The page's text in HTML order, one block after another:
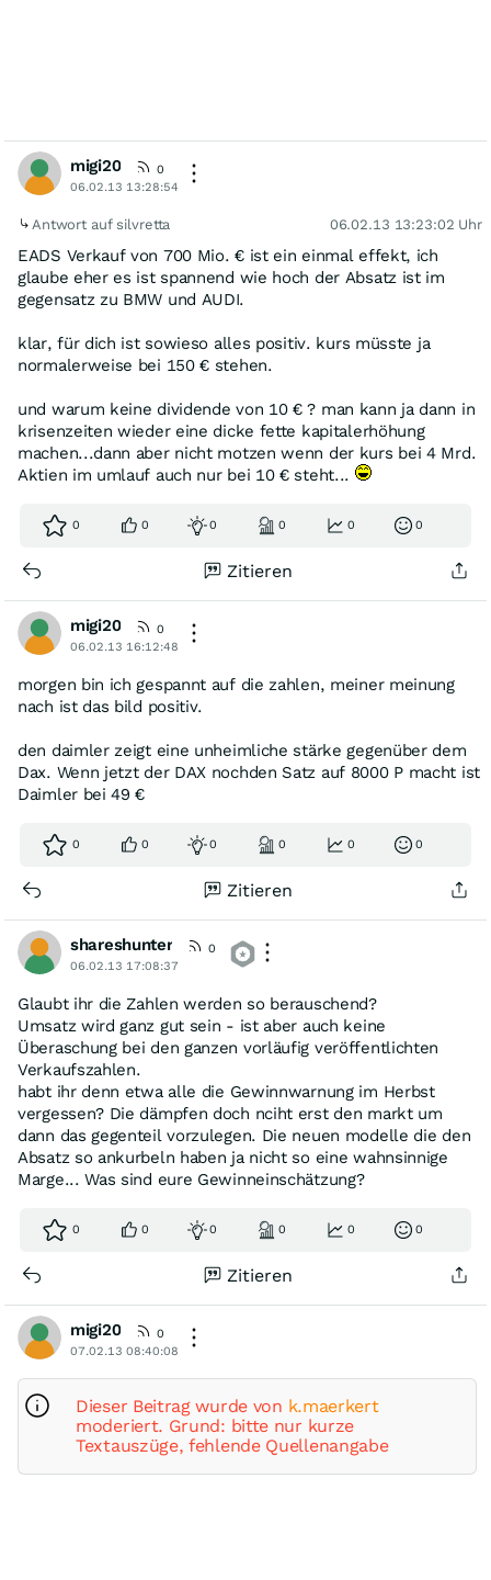
migi20
0
06.02.13 13:28:54
Antwort auf silvretta 06.02.13 13:23:02 Uhr
EADS Verkauf von 700 Mio. € ist ein einmal effekt, ich
glaube eher es ist spannend wie hoch der Absatz ist im
gegensatz zu BMW und AUDI.
klar, für dich ist sowieso alles positiv. kurs müsste ja
normalerweise bei 150 € stehen.
und warum keine dividende von 10 € ? man kann ja dann in
krisenzeiten wieder eine dicke fette kapitalerhöhung
machen...dann aber nicht motzen wenn der kurs bei 4 Mrd.
Aktien im umlauf auch nur bei 10 € steht...
0 0 0 0 0 0
Zitieren
migi20
0
06.02.13 16:12:48
morgen bin ich gespannt auf die zahlen, meiner meinung
nach ist das bild positiv.
den daimler zeigt eine unheimliche stärke gegenüber dem
Dax. Wenn jetzt der DAX nochden Satz auf 8000 P macht ist
Daimler bei 49 €
0 0 0 0 0 0
Zitieren
shareshunter
0
06.02.13 17:08:37
Glaubt ihr die Zahlen werden so berauschend?
Umsatz wird ganz gut sein - ist aber auch keine
Überaschung bei den ganzen vorläufig veröffentlichten
Verkaufszahlen.
habt ihr denn etwa alle die Gewinnwarnung im Herbst
vergessen? Die dämpfen doch nciht erst den markt um
dann das gegenteil vorzulegen. Die neuen modelle die den
Absatz so ankurbeln haben ja nicht so eine wahnsinnige
Marge... Was sind eure Gewinneinschätzung?
0 0 0 0 0 0
Zitieren
migi20
0
07.02.13 08:40:08
Dieser Beitrag wurde von k.maerkert
moderiert. Grund: bitte nur kurze
Textauszüge, fehlende Quellenangabe